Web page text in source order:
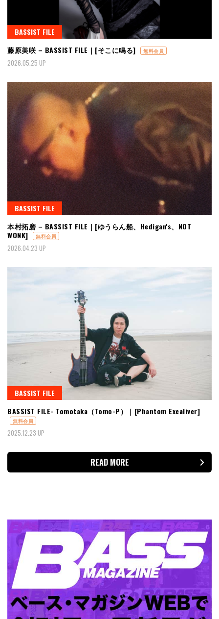
BASSIST FILE
藤原美咲 – BASSIST FILE｜[そこに鳴る]
無料会員
2026.05.25 UP
BASSIST FILE
本村拓磨 – BASSIST FILE｜[ゆうらん船、Hedigan's、NOT
WONK]
無料会員
2026.04.23 UP
BASSIST FILE
BASSIST FILE- Tomotaka（Tomo-P）｜[Phantom Excaliver]
無料会員
2025.12.23 UP
READ MORE